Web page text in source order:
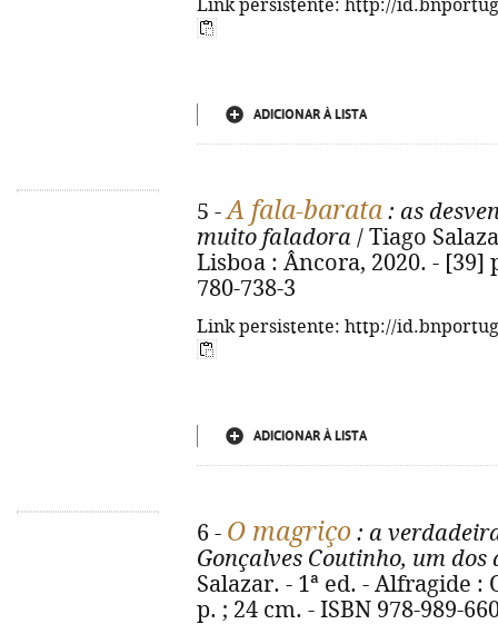
Link persistente: http://
ADICIONAR À LISTA
5 -A fala-barata : as
muito faladora / Tiago
Lisboa : Âncora, 2020. - [39]
780-738-3
Link persistente: http://
ADICIONAR À LISTA
6 - O magriço : a
Gonçalves Coutinho, um
Salazar. - 1ª ed. - Alfragide
p. ; 24 cm. - ISBN 978-989-